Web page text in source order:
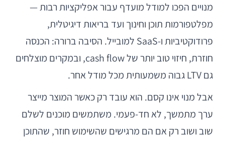
מנויים הפכו למודל מועדף עבור אפליקציות רבות —
מפלטפורמות תוכן וחינוך ועד בריאות דיגיטלית,
פרודוקטיביות ו-SaaS למובייל. הסיבה ברורה: הכנסה
חוזרת, חיזוי טוב יותר של cash flow, ובמקרים מוצלחים
גם LTV גבוה משמעותית מכל מודל אחר.
אבל מנוי אינו קסם. הוא עובד רק כאשר המוצר מייצר
ערך מתמשך, לא חד-פעמי. משתמשים מוכנים לשלם
שוב ושוב רק אם הם מרגישים שהשימוש חוזר, שהתוכן